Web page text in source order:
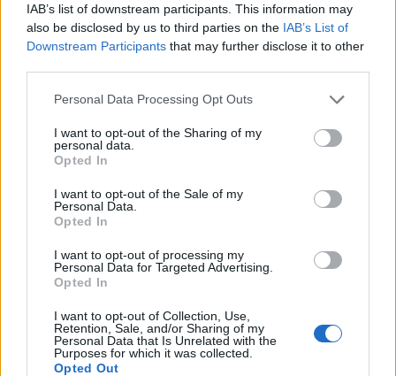
IAB’s list of downstream participants. This information may
also be disclosed by us to third parties on the IAB’s List of
Downstream Participants that may further disclose it to other
Please note that this website/app uses one or more Google
not limited to your visit or usage behaviour. You may click to
grant or deny consent to Google and its third-party tags to
use your data for below specified purposes in below Google
consent section.
Personal Data Processing Opt Outs
I want to opt-out of the Sharing of my
personal data.
Opted In
I want to opt-out of the Sale of my
Personal Data.
Opted In
I want to opt-out of processing my
Personal Data for Targeted Advertising.
Opted In
I want to opt-out of Collection, Use,
Retention, Sale, and/or Sharing of my
Personal Data that Is Unrelated with the
Purposes for which it was collected.
Opted Out
2000 /2000
Πολιτική Απορρήτου&Όροι Χρήσηςτης Google.
ΕΥΡΩΠΑΪΚΑ ΧΡΗΜΑΤΙΣΤΗΡΙΑ
ΧΡΗΜΑΤΙΣΤΗΡΙΟ ΑΘΗΝΩΝ
Ακολουθήστε το Νewsit.gr στο
τελευταία νέατης ημέρας